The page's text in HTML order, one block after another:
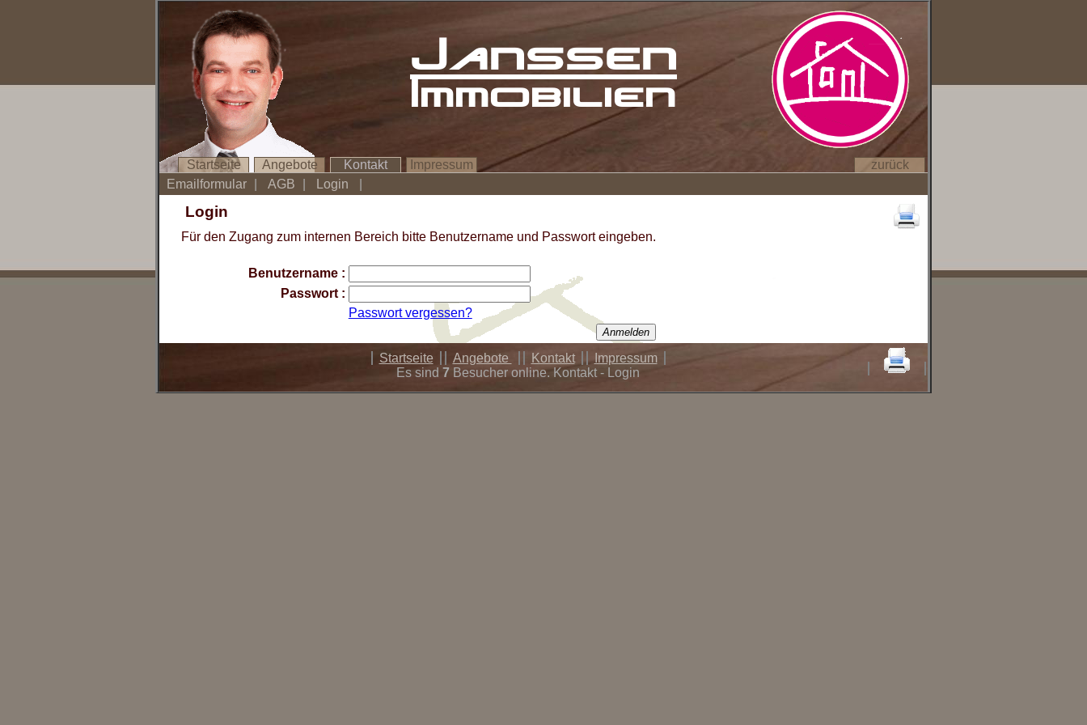
Janssen
Immobilien
zurück
Startseite Angebote Kontakt
Impressum
Emailformular
AGB Login
Login
Für den Zugang zum internen Bereich bitte Benutzername und Passwort eingeben.
Benutzername :
Passwort :
Passwort vergessen?
Anmelden
Startseite Angebote Kontakt
Impressum
Es sind 7 Besucher online. Kontakt - Login